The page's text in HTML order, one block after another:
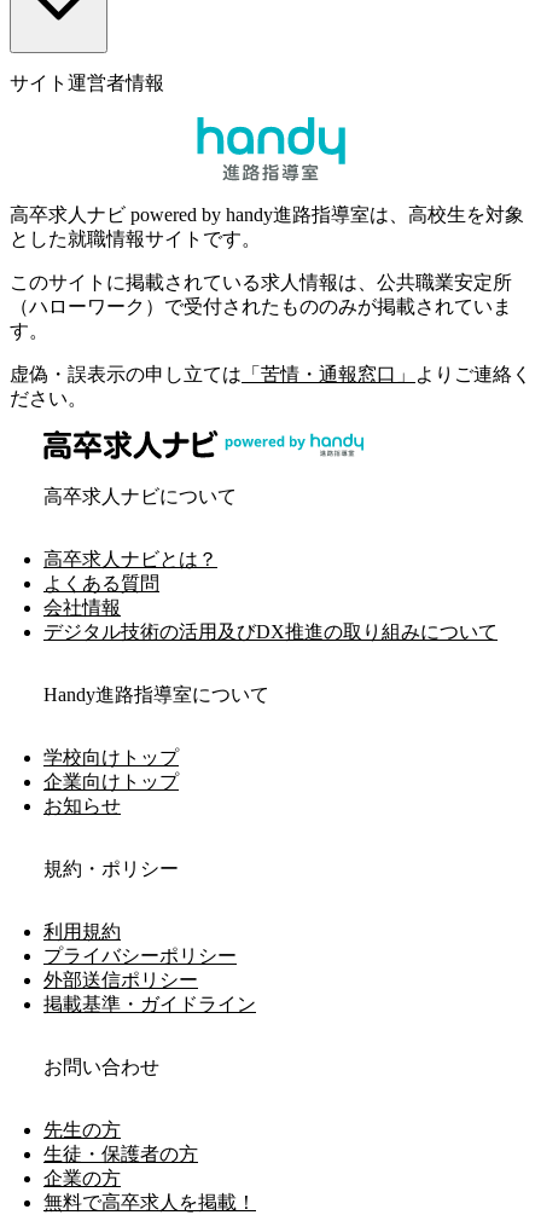
サイト運営者情報
高卒求人ナビ powered by handy進路指導室は、高校生を対象
とした就職情報サイトです。
このサイトに掲載されている求人情報は、公共職業安定所
（ハローワーク）で受付されたもののみが掲載されていま
す。
虚偽・誤表示の申し立ては 「苦情・通報窓口」
よりご連絡く
ださい。
高卒求人ナビについて
高卒求人ナビとは？
よくある質問
会社情報
デジタル技術の活用及びDX推進の取り組みについて
Handy進路指導室について
学校向けトップ
企業向けトップ
お知らせ
規約・ポリシー
利用規約
プライバシーポリシー
外部送信ポリシー
掲載基準・ガイドライン
お問い合わせ
先生の方
生徒・保護者の方
企業の方
無料で高卒求人を掲載！